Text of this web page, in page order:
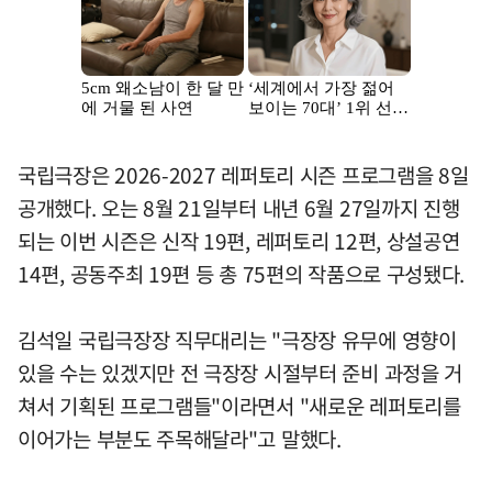
국립극장은 2026-2027 레퍼토리 시즌 프로그램을 8일
공개했다. 오는 8월 21일부터 내년 6월 27일까지 진행
되는 이번 시즌은 신작 19편, 레퍼토리 12편, 상설공연
14편, 공동주최 19편 등 총 75편의 작품으로 구성됐다.
김석일 국립극장장 직무대리는 "극장장 유무에 영향이
있을 수는 있겠지만 전 극장장 시절부터 준비 과정을 거
쳐서 기획된 프로그램들"이라면서 "새로운 레퍼토리를
이어가는 부분도 주목해달라"고 말했다.